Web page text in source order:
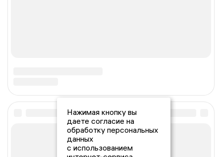
Нажимая кнопку вы
даете согласие на
обработку персональных
данных
с использованием